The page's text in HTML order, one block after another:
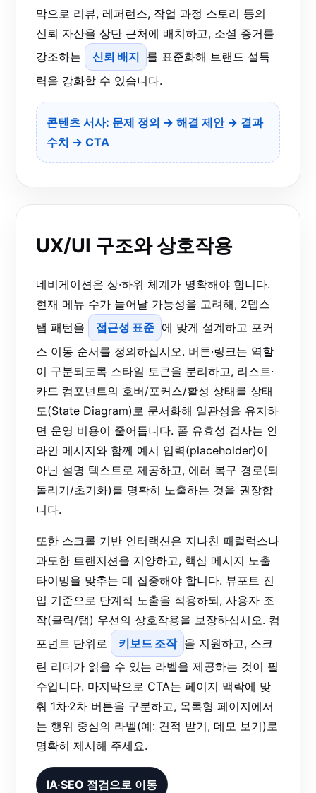
막으로 리뷰, 레퍼런스, 작업 과정 스토리 등의
신뢰 자산을 상단 근처에 배치하고, 소셜 증거를
강조하는
신뢰 배지
를 표준화해 브랜드 설득
력을 강화할 수 있습니다.
콘텐츠 서사: 문제 정의 → 해결 제안 → 결과
수치 → CTA
UX/UI 구조와 상호작용
네비게이션은 상·하위 체계가 명확해야 합니다.
현재 메뉴 수가 늘어날 가능성을 고려해, 2뎁스
탭 패턴을
접근성 표준 에 맞게 설계하고 포커
스 이동 순서를 정의하십시오. 버튼·링크는 역할
이 구분되도록 스타일 토큰을 분리하고, 리스트·
카드 컴포넌트의 호버/포커스/활성 상태를 상태
도(State Diagram)로 문서화해 일관성을 유지하
면 운영 비용이 줄어듭니다. 폼 유효성 검사는 인
라인 메시지와 함께 예시 입력(placeholder)이
아닌 설명 텍스트로 제공하고, 에러 복구 경로(되
돌리기/초기화)를 명확히 노출하는 것을 권장합
니다.
또한 스크롤 기반 인터랙션은 지나친 패럴럭스나
과도한 트랜지션을 지양하고, 핵심 메시지 노출
타이밍을 맞추는 데 집중해야 합니다. 뷰포트 진
입 기준으로 단계적 노출을 적용하되, 사용자 조
작(클릭/탭) 우선의 상호작용을 보장하십시오. 컴
포넌트 단위로
키보드 조작 을 지원하고, 스크
린 리더가 읽을 수 있는 라벨을 제공하는 것이 필
수입니다. 마지막으로 CTA는 페이지 맥락에 맞
춰 1차·2차 버튼을 구분하고, 목록형 페이지에서
는 행위 중심의 라벨(예: 견적 받기, 데모 보기)로
명확히 제시해 주세요.
IA·SEO 점검으로 이동